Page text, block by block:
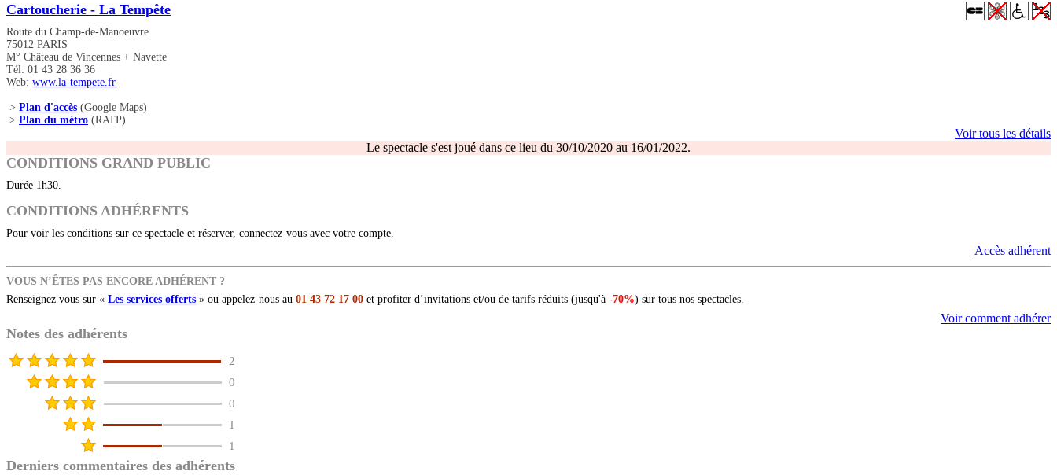
Cartoucherie - La Tempête
Route du Champ-de-Manoeuvre
75012 PARIS
M° Château de Vincennes + Navette
Tél: 01 43 28 36 36
Web: www.la-tempete.fr
> Plan d'accès (Google Maps)
> Plan du métro (RATP)
Voir tous les détails
Le spectacle s'est joué dans ce lieu du 30/10/2020 au 16/01/2022.
CONDITIONS GRAND PUBLIC
Durée 1h30.
CONDITIONS ADHÉRENTS
Pour voir les conditions sur ce spectacle et réserver, connectez-vous avec votre compte.
Accès adhérent
VOUS N’ÊTES PAS ENCORE ADHÉRENT ?
Renseignez vous sur « Les services offerts » ou appelez-nous au 01 43 72 17 00 et profiter d’invitations et/ou de tarifs réduits (jusqu'à -70%) sur tous nos spectacles.
Voir comment adhérer
Notes des adhérents
2
0
0
1
1
Derniers commentaires des adhérents